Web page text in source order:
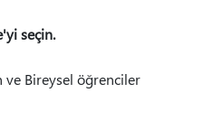
seçin.
ve Bireysel öğrenciler